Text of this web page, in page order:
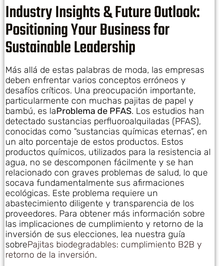
Industry Insights & Future Outlook:
Positioning Your Business for
Sustainable Leadership
Más allá de estas palabras de moda, las empresas
deben enfrentar varios conceptos erróneos y
desafíos críticos. Una preocupación importante,
particularmente con muchas pajitas de papel y
bambú, es laProblema de PFAS. Los estudios han
detectado sustancias perfluoroalquiladas (PFAS),
conocidas como “sustancias químicas eternas”, en
un alto porcentaje de estos productos. Estos
productos químicos, utilizados para la resistencia al
agua, no se descomponen fácilmente y se han
relacionado con graves problemas de salud, lo que
socava fundamentalmente sus afirmaciones
ecológicas. Este problema requiere un
abastecimiento diligente y transparencia de los
proveedores. Para obtener más información sobre
las implicaciones de cumplimiento y retorno de la
inversión de sus elecciones, lea nuestra guía
sobrePajitas biodegradables: cumplimiento B2B y
retorno de la inversión.